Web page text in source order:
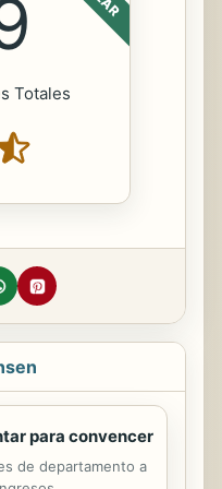
Totales
para convencer
de departamento a